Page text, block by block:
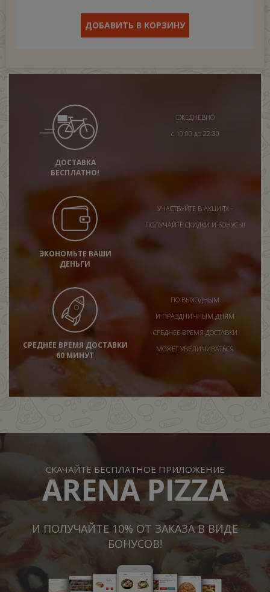
ДОБАВИТЬ В КОРЗИНУ
ДОСТАВКА
БЕСПЛАТНО!
ЕЖЕДНЕВНО
с 10:00 до 22:30
ЭКОНОМЬТЕ ВАШИ
ДЕНЬГИ
УЧАСТВУЙТЕ В АКЦИЯХ -
ПОЛУЧАЙТЕ СКИДКИ И БОНУСЫ!
СРЕДНЕЕ ВРЕМЯ ДОСТАВКИ
60 МИНУТ
ПО ВЫХОДНЫМ
И ПРАЗДНИЧНЫМ ДНЯМ
СРЕДНЕЕ ВРЕМЯ ДОСТАВКИ
МОЖЕТ УВЕЛИЧИВАТЬСЯ
СКАЧАЙТЕ БЕСПЛАТНОЕ ПРИЛОЖЕНИЕ
ARENA PIZZA
И ПОЛУЧАЙТЕ 10% ОТ ЗАКАЗА В ВИДЕ
БОНУСОВ!